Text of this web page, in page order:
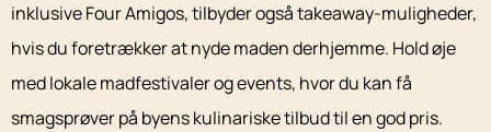
inklusive Four Amigos, tilbyder også takeaway-muligheder,
hvis du foretrækker at nyde maden derhjemme. Hold øje
med lokale madfestivaler og events, hvor du kan få
smagsprøver på byens kulinariske tilbud til en god pris.